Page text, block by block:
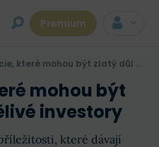
Premium
mohou být zlatý důl pro trpělivé investory
mohou být
investory
které dávají